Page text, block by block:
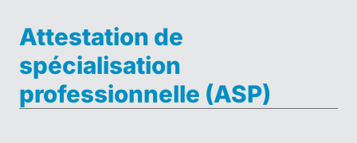
Attestation de
spécialisation
professionnelle (ASP)